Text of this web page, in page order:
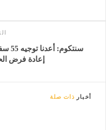
إعادة فرض
أخبار ذات صلة